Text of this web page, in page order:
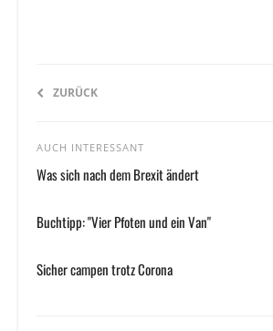
ZURÜCK
AUCH INTERESSANT
Was sich nach dem Brexit ändert
Buchtipp: "Vier Pfoten und ein Van"
Sicher campen trotz Corona